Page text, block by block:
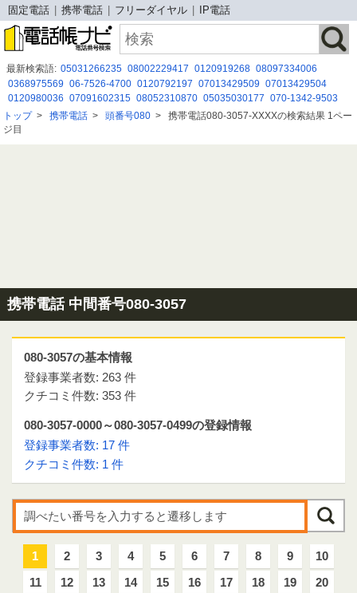
固定電話 携帯電話 フリーダイヤル IP電話
最新検索語: 05031266235 08002229417 0120919268 08097334006
0368975569 06-7526-4700 0120792197 07013429509 07013429504
0120980036 07091602315 08052310870 05035030177 070-1342-9503
050-3175-1652 09025839410 0120186095 08001709081 0366837944
05031770384
トップ> 携帯電話 > 頭番号080 > 携帯電話080-3057-XXXXの検索結果 1ペー
ジ目
携帯電話 中間番号080-3057
080-3057の基本情報
登録事業者数: 263 件
クチコミ件数: 353 件
080-3057-0000～080-3057-0499の登録情報
登録事業者数: 17 件
クチコミ件数: 1 件
1 2 3 4 5 6 7 8 9
10
11
12 13 14 15 16 17 18 19
20